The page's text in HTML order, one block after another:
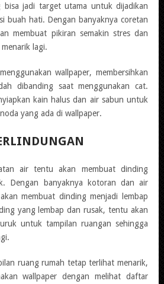
bisa jadi target utama untuk dijadikan
buah hati. Dengan banyaknya coretan
membuat pikiran semakin stres dan
lagi.
wallpaper, membersihkan
dibanding saat menggunakan cat.
kain halus dan air sabun untuk
yang ada di wallpaper.
air tentu akan membuat dinding
Dengan banyaknya kotoran dan air
membuat dinding menjadi lembap
yang lembap dan rusak, tentu akan
untuk tampilan ruangan sehingga
ruang rumah tetap terlihat menarik,
wallpaper dengan melihat daftar